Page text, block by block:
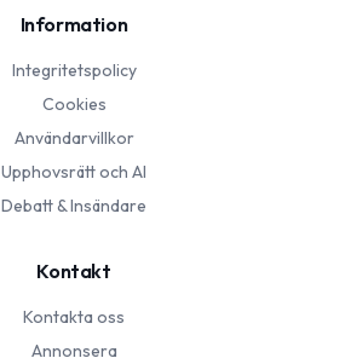
Information
Integritetspolicy
Cookies
Användarvillkor
Upphovsrätt och AI
Debatt & Insändare
Kontakt
Kontakta oss
Annonsera